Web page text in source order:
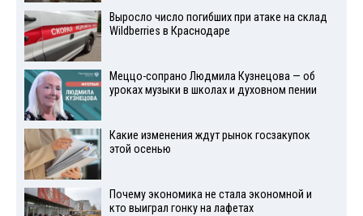
Выросло число погибших при атаке на склад
Wildberries в Краснодаре
Меццо-сопрано Людмила Кузнецова — об
уроках музыки в школах и духовном пении
Какие изменения ждут рынок госзакупок
этой осенью
Почему экономика не стала экономной и
кто выиграл гонку на лафетах